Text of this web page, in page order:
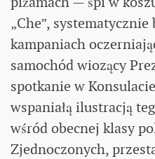
„Che”, systematycznie
kampaniach
samochód wiozący
spotkanie w
wspaniałą ilustracją
wśród obecnej klasy
Zjednoczonych,